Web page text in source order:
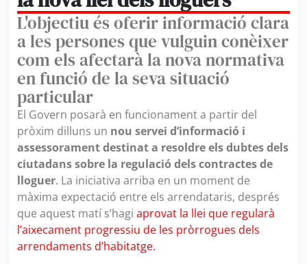
L'objectiu és oferir informació clara
a les persones que vulguin conèixer
com els afectarà la nova normativa
en funció de la seva situació
particular
El Govern posarà en funcionament a partir del
pròxim dilluns un nou servei d’informació i
assessorament destinat a resoldre els dubtes dels
ciutadans sobre la regulació dels contractes de
lloguer. La iniciativa arriba en un moment de
màxima expectació entre els arrendataris, després
que aquest matí s’hagi aprovat la llei que regularà
l’aixecament progressiu de les pròrrogues dels
arrendaments d’habitatge.